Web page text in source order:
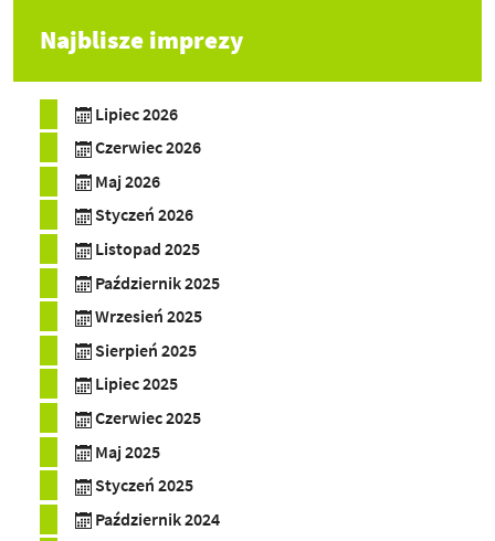
Najblisze imprezy
Lipiec 2026
Czerwiec 2026
Maj 2026
Styczeń 2026
Listopad 2025
Październik 2025
Wrzesień 2025
Sierpień 2025
Lipiec 2025
Czerwiec 2025
Maj 2025
Styczeń 2025
Październik 2024